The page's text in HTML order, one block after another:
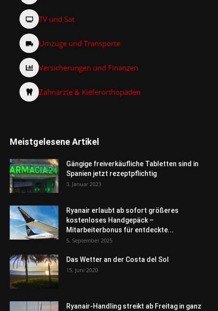
TV und Sat
Umzüge und Transporte
Versicherungen und Finanzen
Zahnärzte & Kieferorthopäden
Meistgelesene Artikel
Gängige freiverkäufliche Tabletten sind in
Spanien jetzt rezeptpflichtig
3. Januar 2023
Ryanair erlaubt ab sofort größeres
kostenloses Handgepäck –
Mitarbeiterbonus für entdeckte...
5. September 2025
Das Wetter an der Costa del Sol
15. Juni 2020
Ryanair-Handling streikt ab Freitag in ganz